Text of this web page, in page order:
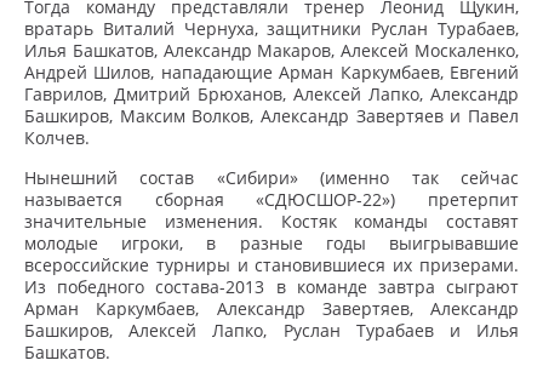
Тогда команду представляли тренер Леонид Щукин,
вратарь Виталий Чернуха, защитники Руслан Турабаев,
Илья Башкатов, Александр Макаров, Алексей Москаленко,
Андрей Шилов, нападающие Арман Каркумбаев, Евгений
Гаврилов, Дмитрий Брюханов, Алексей Лапко, Александр
Башкиров, Максим Волков, Александр Завертяев и Павел
Колчев.
Нынешний состав «Сибири» (именно так сейчас
называется сборная «СДЮСШОР-22») претерпит
значительные изменения. Костяк команды составят
молодые игроки, в разные годы выигрывавшие
всероссийские турниры и становившиеся их призерами.
Из победного состава-2013 в команде завтра сыграют
Арман Каркумбаев, Александр Завертяев, Александр
Башкиров, Алексей Лапко, Руслан Турабаев и Илья
Башкатов.